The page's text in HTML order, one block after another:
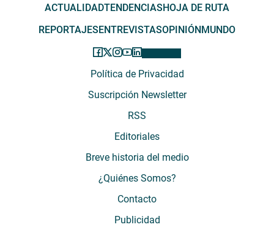
ACTUALIDADTENDENCIASHOJA DE RUTA
REPORTAJESENTREVISTASOPINIÓNMUNDO
Política de Privacidad
Suscripción Newsletter
RSS
Editoriales
Breve historia del medio
¿Quiénes Somos?
Contacto
Publicidad